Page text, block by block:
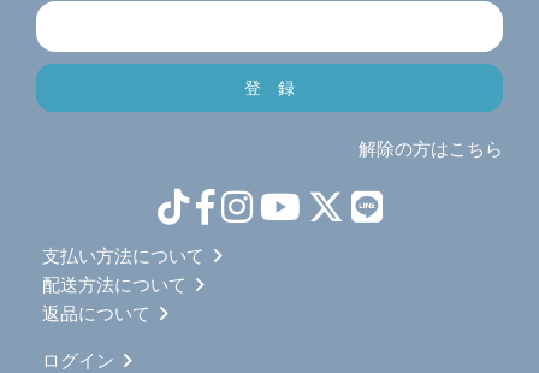
解除の方はこちら
支払い方法について
配送方法について
返品について
ログイン